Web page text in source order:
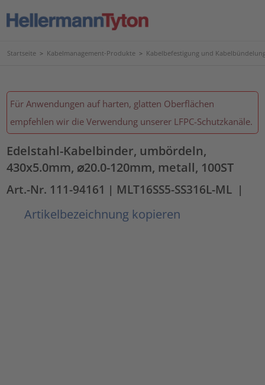
Startseite > Kabelmanagement-Produkte > Kabelbefestigung und
Für Anwendungen auf harten, glatten Oberflächen
empfehlen wir die Verwendung unserer LFPC-Schutzkanäle.
Edelstahl-Kabelbinder, umbördeln,
430x5.0mm, ⌀20.0-120mm, metall, 100ST
Art.-Nr. 111-94161 | MLT16SS5-SS316L-ML |
Artikelbezeichnung kopieren